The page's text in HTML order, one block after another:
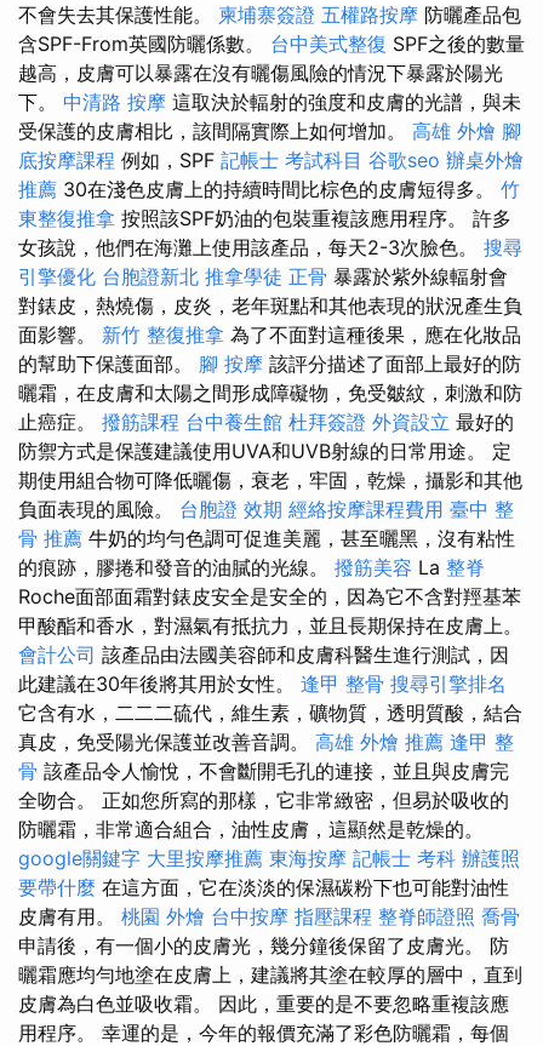
不會失去其保護性能。 柬埔寨簽證 五權路按摩 防曬產品包
含SPF-From英國防曬係數。 台中美式整復 SPF之後的數量
越高，皮膚可以暴露在沒有曬傷風險的情況下暴露於陽光
下。 中清路 按摩 這取決於輻射的強度和皮膚的光譜，與未
受保護的皮膚相比，該間隔實際上如何增加。 高雄 外燴 腳
底按摩課程 例如，SPF 記帳士 考試科目 谷歌seo 辦桌外燴
推薦 30在淺色皮膚上的持續時間比棕色的皮膚短得多。 竹
東整復推拿 按照該SPF奶油的包裝重複該應用程序。 許多
女孩說，他們在海灘上使用該產品，每天2-3次臉色。 搜尋
引擎優化 台胞證新北 推拿學徒 正骨 暴露於紫外線輻射會
對錶皮，熱燒傷，皮炎，老年斑點和其他表現的狀況產生負
面影響。 新竹 整復推拿 為了不面對這種後果，應在化妝品
的幫助下保護面部。 腳 按摩 該評分描述了面部上最好的防
曬霜，在皮膚和太陽之間形成障礙物，免受皺紋，刺激和防
止癌症。 撥筋課程 台中養生館 杜拜簽證 外資設立 最好的
防禦方式是保護建議使用UVA和UVB射線的日常用途。 定
期使用組合物可降低曬傷，衰老，牢固，乾燥，攝影和其他
負面表現的風險。 台胞證 效期 經絡按摩課程費用 臺中 整
骨 推薦 牛奶的均勻色調可促進美麗，甚至曬黑，沒有粘性
的痕跡，膠捲和發音的油膩的光線。 撥筋美容 La 整脊
Roche面部面霜對錶皮安全是安全的，因為它不含對羥基苯
甲酸酯和香水，對濕氣有抵抗力，並且長期保持在皮膚上。
會計公司 該產品由法國美容師和皮膚科醫生進行測試，因
此建議在30年後將其用於女性。 逢甲 整骨 搜尋引擎排名
它含有水，二二二硫代，維生素，礦物質，透明質酸，結合
真皮，免受陽光保護並改善音調。 高雄 外燴 推薦 逢甲 整
骨 該產品令人愉悅，不會斷開毛孔的連接，並且與皮膚完
全吻合。 正如您所寫的那樣，它非常緻密，但易於吸收的
防曬霜，非常適合組合，油性皮膚，這顯然是乾燥的。
google關鍵字 大里按摩推薦 東海按摩 記帳士 考科 辦護照
要帶什麼 在這方面，它在淡淡的保濕碳粉下也可能對油性
皮膚有用。 桃園 外燴 台中按摩 指壓課程 整脊師證照 喬骨
申請後，有一個小的皮膚光，幾分鐘後保留了皮膚光。 防
曬霜應均勻地塗在皮膚上，建議將其塗在較厚的層中，直到
皮膚為白色並吸收霜。 因此，重要的是不要忽略重複該應
用程序。 幸運的是，今年的報價充滿了彩色防曬霜，每個